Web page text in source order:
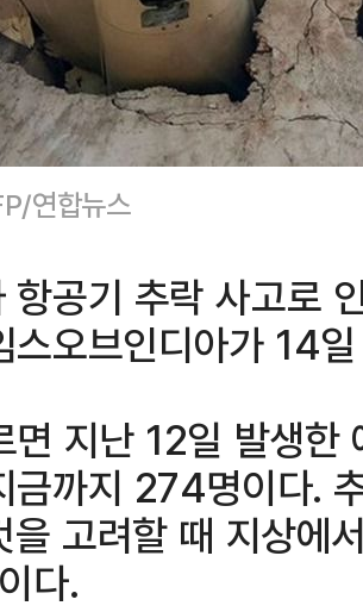
연합뉴스
항공기 추락 사고로
스오브인디아가 14
면 지난 12일 발생한
금까지 274명이다.
고려할 때 지상에
다.